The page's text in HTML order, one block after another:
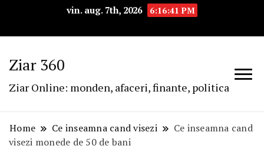
vin. aug. 7th, 2026 6:16:42 PM
Ziar 360
Ziar Online: monden, afaceri, finante, politica
Home Ce inseamna cand visezi
Ce inseamna cand
visezi monede de 50 de bani